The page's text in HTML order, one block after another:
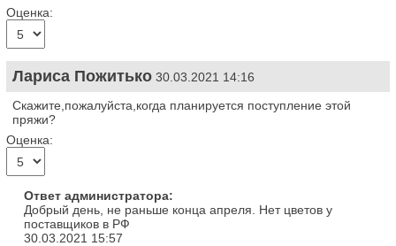
Оценка:
Лариса Пожитько 30.03.2021 14:16
Скажите,пожалуйста,когда планируется поступление этой
пряжи?
Оценка:
Ответ администратора:
Добрый день, не раньше конца апреля. Нет цветов у
поставщиков в РФ
30.03.2021 15:57